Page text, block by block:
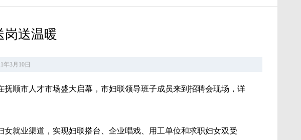
岗送温暖
年3月10日
顺市人才市场盛大启幕，市妇联领导班子成员来到招聘会现场，详
就业渠道，实现妇联搭台、企业唱戏、用工单位和求职妇女双受